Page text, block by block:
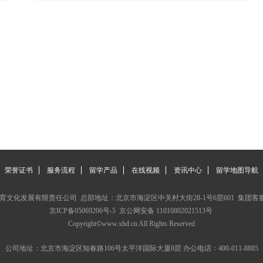
荣誉证书 服务流程 留学产品 在线视频 资讯中心 留学地图导航
文化发展有限责任公司 总部地址：北京市海淀区中关村大街28-1号6层601 集团客
京ICP备05069206号-5京公网安备 11010802021513号
Copyright©www.xhd.cn All Rights Reserved
公司地址：北京市海淀区知春路106号太平洋国际大厦8层 办公电话：400-011-8885